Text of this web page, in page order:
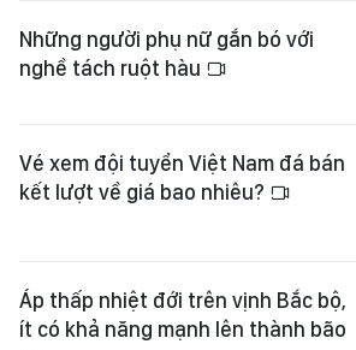
Những người phụ nữ gắn bó với
nghề tách ruột hàu
Vé xem đội tuyển Việt Nam đá bán
kết lượt về giá bao nhiêu?
Áp thấp nhiệt đới trên vịnh Bắc bộ,
ít có khả năng mạnh lên thành bão